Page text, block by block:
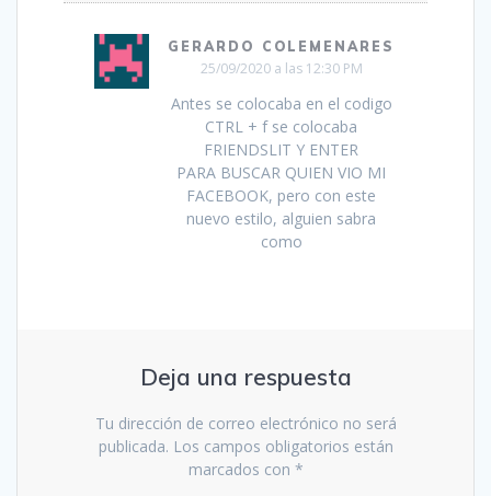
GERARDO COLEMENARES
25/09/2020 a las 12:30 PM
Antes se colocaba en el codigo
CTRL + f se colocaba
FRIENDSLIT Y ENTER
PARA BUSCAR QUIEN VIO MI
FACEBOOK, pero con este
nuevo estilo, alguien sabra
como
Deja una respuesta
Tu dirección de correo electrónico no será
publicada. Los campos obligatorios están
marcados con *